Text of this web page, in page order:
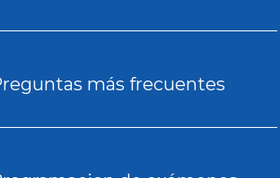
más frecuentes